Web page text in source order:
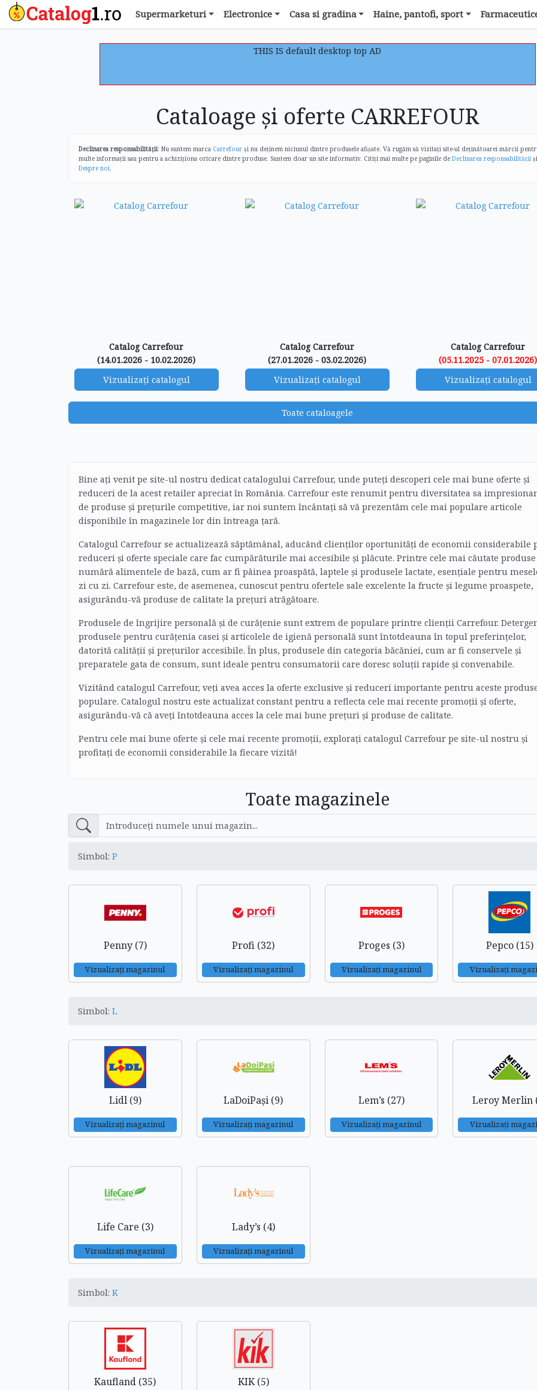
Supermarketuri Electronice Casa si gradina Haine, pantofi, sport
THIS IS default desktop top AD
Cataloage și oferte CARREFOUR
Declinarea responsabilității: Nu suntem marca Carrefour și nu deținem niciunul dintre produsele afișate. Vă rugăm să vizitați site-ul deținătoarei mărcii
multe informații sau pentru a achiziționa oricare dintre produse. Suntem doar un site informativ. Citiți mai multe pe paginile de Declinarea responsabilității și
Despre noi.
Catalog Carrefour
(14.01.2026 - 10.02.2026)
Vizualizați catalogul
Catalog Carrefour
(27.01.2026 - 03.02.2026)
Vizualizați catalogul
Catalog Carrefour
(05.11.2025 - 07.01.2026)
Vizualizați catalogul
Toate cataloagele
Bine ați venit pe site-ul nostru dedicat catalogului Carrefour, unde puteți descoperi cele mai bune oferte și
reduceri de la acest retailer apreciat în România. Carrefour este renumit pentru diversitatea sa
de produse și prețurile competitive, iar noi suntem încântați să vă prezentăm cele mai populare articole
disponibile în magazinele lor din întreaga țară.
Catalogul Carrefour se actualizează săptămânal, aducând clienților oportunități de economii considerabile
reduceri și oferte speciale care fac cumpărăturile mai accesibile și plăcute. Printre cele mai căutate produse
numără alimentele de bază, cum ar fi pâinea proaspătă, laptele și produsele lactate, esențiale pentru
zi cu zi. Carrefour este, de asemenea, cunoscut pentru ofertele sale excelente la fructe și legume proaspete,
asigurându-vă produse de calitate la prețuri atrăgătoare.
Produsele de îngrijire personală și de curățenie sunt extrem de populare printre clienții Carrefour.
produsele pentru curățenia casei și articolele de igienă personală sunt întotdeauna în topul preferințelor,
datorită calității și prețurilor accesibile. În plus, produsele din categoria băcăniei, cum ar fi conservele și
preparatele gata de consum, sunt ideale pentru consumatorii care doresc soluții rapide și convenabile.
Vizitând catalogul Carrefour, veți avea acces la oferte exclusive și reduceri importante pentru aceste
populare. Catalogul nostru este actualizat constant pentru a reflecta cele mai recente promoții și oferte,
asigurându-vă că aveți întotdeauna acces la cele mai bune prețuri și produse de calitate.
Pentru cele mai bune oferte și cele mai recente promoții, explorați catalogul Carrefour pe site-ul nostru și
profitați de economii considerabile la fiecare vizită!
Toate magazinele
Simbol: P
Penny (7)
Vizualizați magazinul
Profi (32)
Vizualizați magazinul
Proges (3)
Vizualizați magazinul
Pepco (15)
Vizualizați
Simbol: L
Lidl (9)
Vizualizați magazinul
LaDoiPași (9)
Vizualizați magazinul
Lem’s (27)
Vizualizați magazinul
Leroy Merlin
Vizualizați
Life Care (3)
Vizualizați magazinul
Lady’s (4)
Vizualizați magazinul
Simbol: K
Kaufland (35) KIK (5)